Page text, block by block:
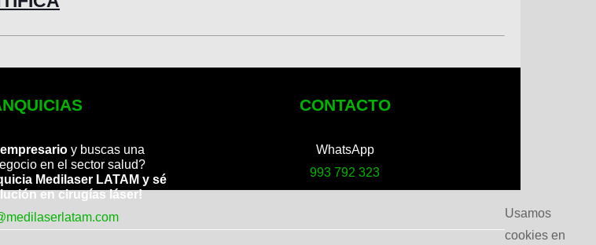
empresario y buscas una
en el sector salud?
Medilaser LATAM y sé
en cirugías láser!
CONTACTO
WhatsApp
993 792 323
Usamos
cookies en